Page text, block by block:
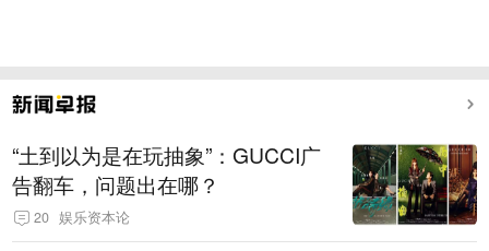
“土到以为是在玩抽象”：GUCCI广
告翻车，问题出在哪？
20 娱乐资本论